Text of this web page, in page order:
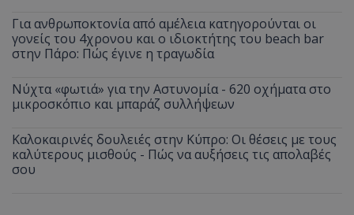
Για ανθρωποκτονία από αμέλεια κατηγορούνται οι
γονείς του 4χρονου και ο ιδιοκτήτης του beach bar
στην Πάρο: Πώς έγινε η τραγωδία
Νύχτα «φωτιά» για την Αστυνομία - 620 οχήματα στο
μικροσκόπιο και μπαράζ συλλήψεων
Καλοκαιρινές δουλειές στην Κύπρο: Οι θέσεις με τους
καλύτερους μισθούς - Πώς να αυξήσεις τις απολαβές
σου